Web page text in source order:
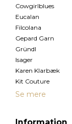
Cowgirlblues
Eucalan
Filcolana
Gepard Garn
Gründl
Isager
Karen Klarbæk
Kit Couture
Se mere